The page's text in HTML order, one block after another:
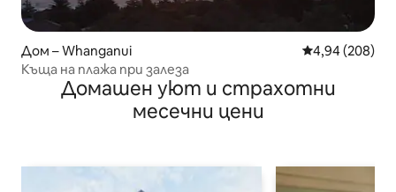
Дом – Whanganui Средна
4,94 (208)
Къща на плажа при залеза
Домашен уют и страхотни
месечни цени